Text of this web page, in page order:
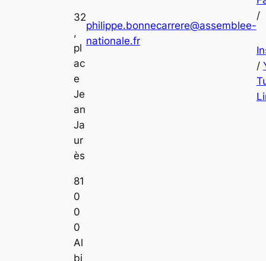
32
,
pl
ac
e
Je
an
Ja
ur
ès
81
0
0
0
Al
bi
philippe.bonnecarrere@assemblee-
nationale.fr
/
/